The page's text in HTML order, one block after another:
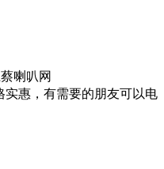
喇叭网
惠，有需要的朋友可以电